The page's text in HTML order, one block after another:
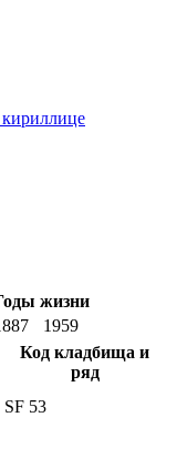
кириллице
жизни
1959
Код кладбища и
ряд
SF 53